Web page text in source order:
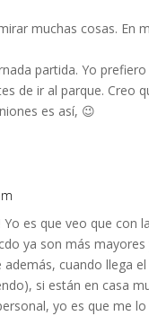
muchas cosas. En
partida. Yo
de ir al parque. Creo
es así, 😉
es que veo que con
ya son más
cuando llega
si están en casa
yo es que me